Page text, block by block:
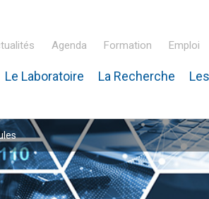
– IPHC
Agenda Formation Emploi
Le Laboratoire La Recherche